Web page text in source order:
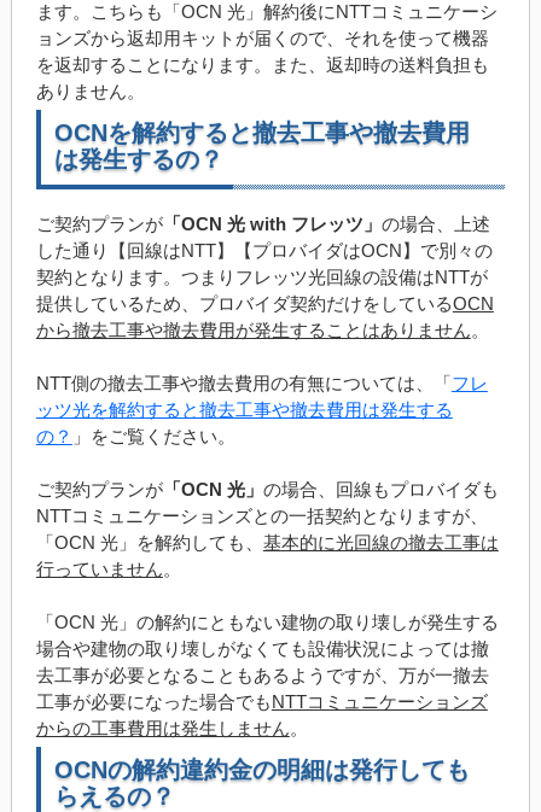
ます。こちらも「OCN 光」解約後にNTTコミュニケーシ
ョンズから返却用キットが届くので、それを使って機器
を返却することになります。また、返却時の送料負担も
ありません。
OCNを解約すると撤去工事や撤去費用
は発生するの？
ご契約プランが「OCN 光 with フレッツ」 の場合、上述
した通り【回線はNTT】【プロバイダはOCN】で別々の
契約となります。つまりフレッツ光回線の設備はNTTが
提供しているため、プロバイダ契約だけをしているOCN
から撤去工事や撤去費用が発生することはありません。
NTT側の撤去工事や撤去費用の有無については、「 フレ
ッツ光を解約すると撤去工事や撤去費用は発生する
の？ 」をご覧ください。
ご契約プランが「OCN 光」 の場合、回線もプロバイダも
NTTコミュニケーションズとの一括契約となりますが、
「OCN 光」を解約しても、 基本的に光回線の撤去工事は
行っていません。
「OCN 光」の解約にともない建物の取り壊しが発生する
場合や建物の取り壊しがなくても設備状況によっては撤
去工事が必要となることもあるようですが、万が一撤去
工事が必要になった場合でも NTTコミュニケーションズ
からの工事費用は発生しません。
OCNの解約違約金の明細は発行しても
らえるの？